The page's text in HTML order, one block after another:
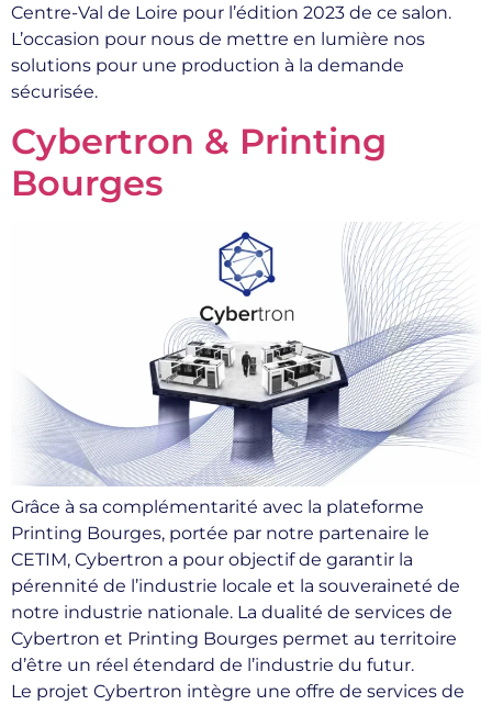
Centre-Val de Loire pour l’édition 2023 de ce salon.
L’occasion pour nous de mettre en lumière nos
solutions pour une production à la demande
sécurisée.
Cybertron & Printing
Bourges
Grâce à sa complémentarité avec la plateforme
Printing Bourges, portée par notre partenaire le
CETIM, Cybertron a pour objectif de garantir la
pérennité de l’industrie locale et la souveraineté de
notre industrie nationale. La dualité de services de
Cybertron et Printing Bourges permet au territoire
d’être un réel étendard de l’industrie du futur.
Le projet Cybertron intègre une offre de services de